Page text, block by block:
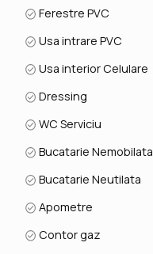
Ferestre PVC
Usa intrare PVC
Usa interior Celulare
Dressing
WC Serviciu
Bucatarie Nemobilata
Bucatarie Neutilata
Apometre
Contor gaz